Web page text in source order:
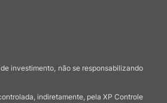
investimento, não se responsabilizando
indiretamente, pela XP Controle